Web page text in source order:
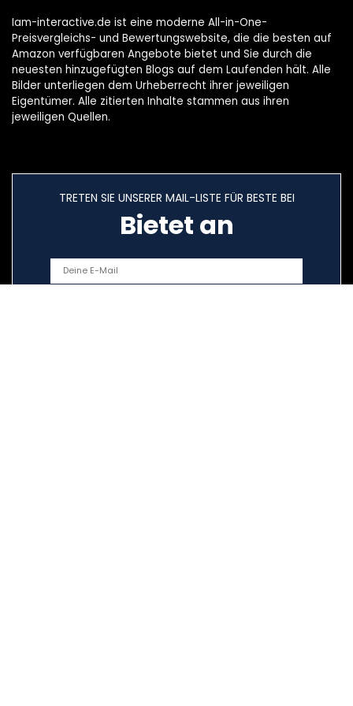
Iam-interactive.de ist eine moderne All-in-One-
Preisvergleichs- und Bewertungswebsite, die die besten auf
Amazon verfügbaren Angebote bietet und Sie durch die
neuesten hinzugefügten Blogs auf dem Laufenden hält. Alle
Bilder unterliegen dem Urheberrecht ihrer jeweiligen
Eigentümer. Alle zitierten Inhalte stammen aus ihren
jeweiligen Quellen.
TRETEN SIE UNSERER MAIL-LISTE FÜR BESTE BEI
Bietet an